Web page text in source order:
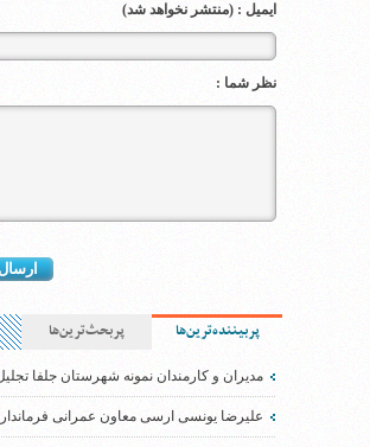
ایمیل : (منتشر نخواهد شد)
نظر شما :
پربیننده‌ترین‌ها پربحث‌ترین‌ها
مدیران و کارمندان نمونه شهرستان جلفا
علیرضا یونسی ارسی معاون عمرانی